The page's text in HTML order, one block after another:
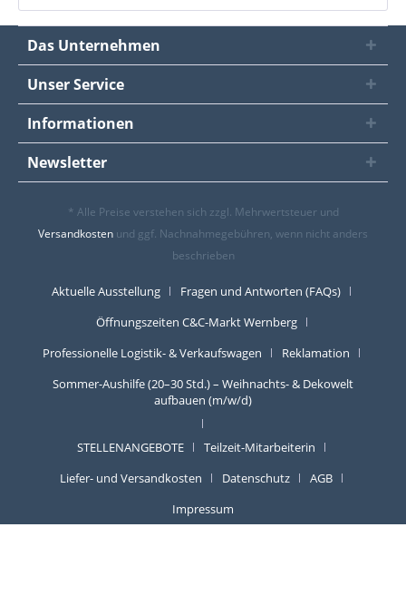
Das Unternehmen
Unser Service
Informationen
Newsletter
* Alle Preise verstehen sich zzgl. Mehrwertsteuer und
Versandkosten und ggf. Nachnahmegebühren, wenn nicht anders
beschrieben
Aktuelle Ausstellung
Fragen und Antworten (FAQs)
Öffnungszeiten C&C-Markt Wernberg
Professionelle Logistik- & Verkaufswagen
Reklamation
Sommer-Aushilfe (20–30 Std.) – Weihnachts- & Dekowelt
aufbauen (m/w/d)
STELLENANGEBOTE
Teilzeit-Mitarbeiterin
Liefer- und Versandkosten
Datenschutz
AGB
Impressum